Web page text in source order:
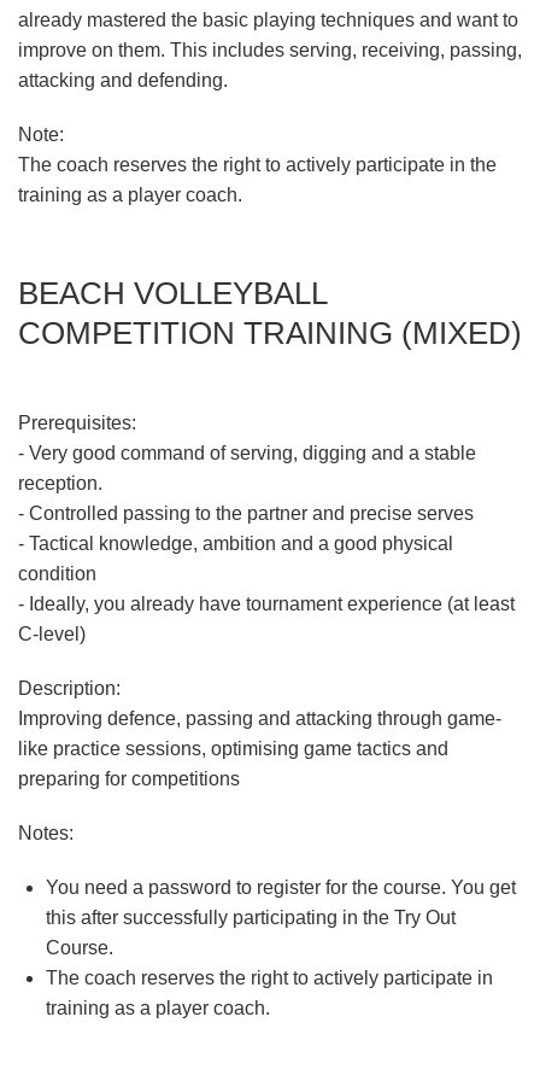
already mastered the basic playing techniques and want to
improve on them. This includes serving, receiving, passing,
attacking and defending.
Note:
The coach reserves the right to actively participate in the
training as a player coach.
BEACH VOLLEYBALL
COMPETITION TRAINING (MIXED)
Prerequisites:
- Very good command of serving, digging and a stable
reception.
- Controlled passing to the partner and precise serves
- Tactical knowledge, ambition and a good physical
condition
- Ideally, you already have tournament experience (at least
C-level )
Description:
Improving defence, passing and attacking through game-
like practice sessions, optimising game tactics and
preparing for competitions
Notes:
You need a password to register for the course. You get
this after successfully participating in the Try Out
Course.
The coach reserves the right to actively participate in
training as a player coach.